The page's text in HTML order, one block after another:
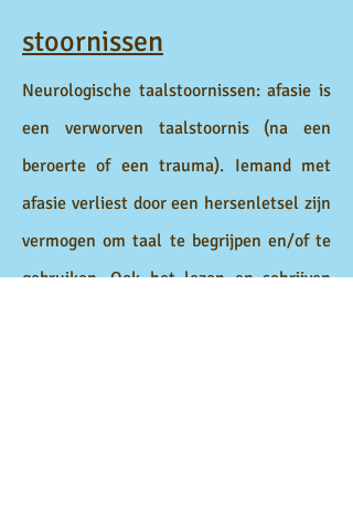
stoornissen
Neurologische taalstoornissen: afasie is
een verworven taalstoornis (na een
beroerte of een trauma). Iemand met
afasie verliest door een hersenletsel zijn
vermogen om taal te begrijpen en/of te
gebruiken. Ook het lezen en schrijven